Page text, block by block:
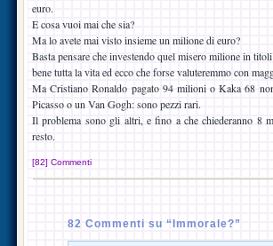
euro.
E cosa vuoi mai che sia?
Ma lo avete mai visto insieme un milione di euro?
Basta pensare che investendo quel misero milione in
bene tutta la vita ed ecco che forse valuteremmo con
Ma Cristiano Ronaldo pagato 94 milioni o Kaka 68
Picasso o un Van Gogh: sono pezzi rari.
Il problema sono gli altri, e fino a che chiederanno 8
resto.
[82] Commenti
82 Commenti su “Immorale?”